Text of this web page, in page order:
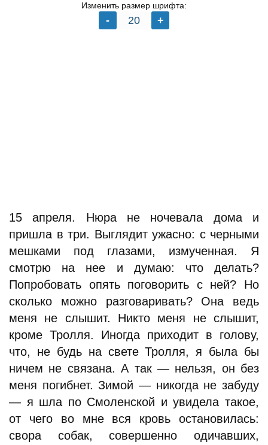
Изменить размер шрифта:
15 апреля. Нюра не ночевала дома и
пришла в три. Выглядит ужасно: c черными
мешками под глазами, измученная. Я
смотрю на нее и думаю: что делать?
Попробовать опять поговорить с ней? Но
сколько можно разговаривать? Она ведь
меня не слышит. Никто меня не слышит,
кроме Тролля. Иногда приходит в голову,
что, не будь на свете Тролля, я была бы
ничем не связана. А так — нельзя, он без
меня погибнет. Зимой — никогда не забуду
— я шла по Смоленской и увидела такое,
от чего во мне вся кровь остановилась:
свора собак, совершенно одичавших,